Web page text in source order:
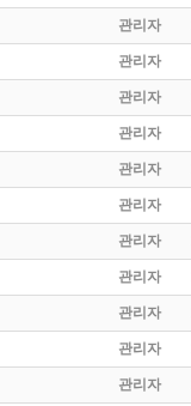
관리자
관리자
관리자
관리자
관리자
관리자
관리자
관리자
관리자
관리자
관리자